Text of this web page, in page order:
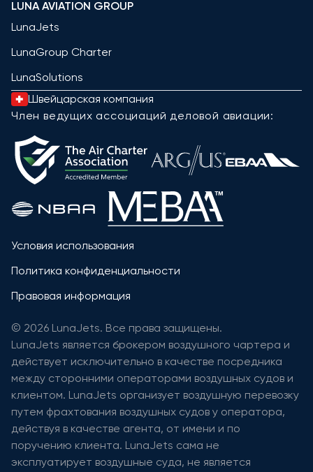
LUNA AVIATION GROUP
LunaJets
LunaGroup Charter
LunaSolutions
Швейцарская компания
Член ведущих ассоциаций деловой авиации:
Условия использования
Политика конфиденциальности
Правовая информация
© 2026 LunaJets. Все права защищены.
LunaJets является брокером воздушного чартера и
действует исключительно в качестве посредника
между сторонними операторами воздушных судов и
клиентом. LunaJets организует воздушную перевозку
путем фрахтования воздушных судов у оператора,
действуя в качестве агента, от имени и по
поручению клиента. LunaJets сама не
эксплуатирует воздушные суда, не является